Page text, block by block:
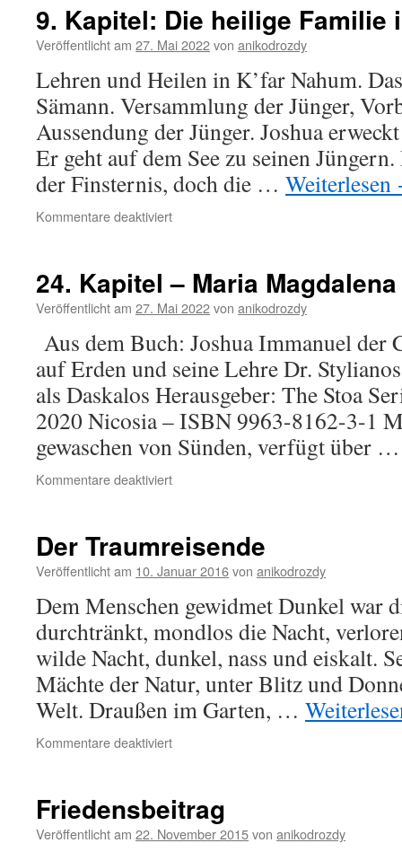
Falsche
Vorstellungen
9. Kapitel: Die heilige Familie
Veröffentlicht am 27. Mai 2022von anikodrozdy
Lehren und Heilen in K’far Nahum.
Sämann. Versammlung der Jünger,
Aussendung der Jünger. Joshua
Er geht auf dem See zu seinen
der Finsternis, doch die … Weiterlesen
Kommentare deaktiviertfür
heilige
Familie
K’far
Nahum
24. Kapitel – Maria Magdalena
Veröffentlicht am 27. Mai 2022von anikodrozdy
Aus dem Buch: Joshua Immanuel der
auf Erden und seine Lehre Dr.
als Daskalos Herausgeber: The Stoa
2020 Nicosia – ISBN 9963-8162-3-1
gewaschen von Sünden, verfügt über
Kommentare deaktiviertfür
Maria
Magdalena
Der Traumreisende
Veröffentlicht am 10. Januar 2016von anikodrozdy
Dem Menschen gewidmet Dunkel war
durchtränkt, mondlos die Nacht,
wilde Nacht, dunkel, nass und eiskalt.
Mächte der Natur, unter Blitz und
Welt. Draußen im Garten, …
Kommentare deaktiviertfür
Friedensbeitrag
Veröffentlicht am 22. November 2015von anikodrozdy